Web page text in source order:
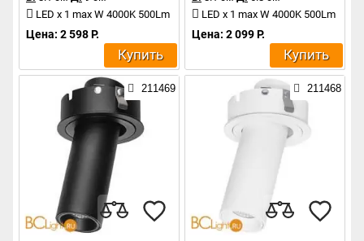
LED x 1 max W 4000K 500Lm
Цена: 2 598 Р.
Купить
LED x 1 max W 4000K 500Lm
Цена: 2 099 Р.
Купить
211469 211468